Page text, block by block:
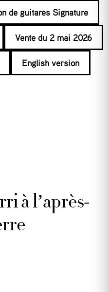
de guitares Signature
Vente du 2 mai 2026
English version
à l’après-